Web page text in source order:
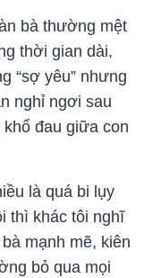
bà thường mệt
thời gian dài,
“sợ yêu” nhưng
nghỉ ngơi sau
đau giữa con
là quá bi lụy
thì khác tôi nghĩ
mạnh mẽ, kiên
bỏ qua mọi